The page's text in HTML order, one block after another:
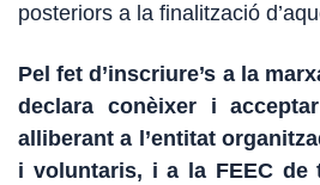
posteriors a la finalització
Pel fet d’inscriure’s a la
declara conèixer i
alliberant a l’entitat
i voluntaris, i a la FEEC de